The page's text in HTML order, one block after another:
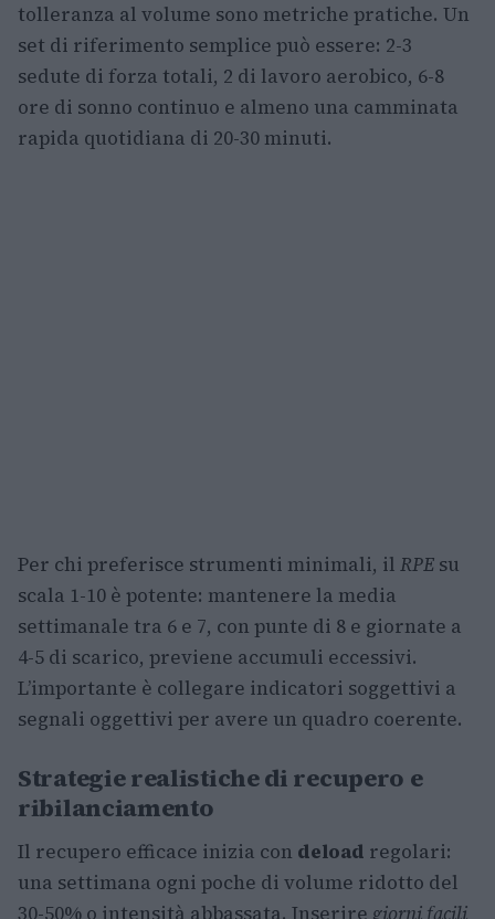
tolleranza al volume sono metriche pratiche. Un
set di riferimento semplice può essere: 2-3
sedute di forza totali, 2 di lavoro aerobico, 6-8
ore di sonno continuo e almeno una camminata
rapida quotidiana di 20-30 minuti.
Per chi preferisce strumenti minimali, il RPE su
scala 1-10 è potente: mantenere la media
settimanale tra 6 e 7, con punte di 8 e giornate a
4-5 di scarico, previene accumuli eccessivi.
L’importante è collegare indicatori soggettivi a
segnali oggettivi per avere un quadro coerente.
Strategie realistiche di recupero e
ribilanciamento
Il recupero efficace inizia con deload regolari:
una settimana ogni poche di volume ridotto del
30-50% o intensità abbassata. Inserire giorni facili